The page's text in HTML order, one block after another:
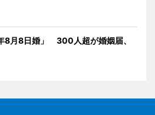
8月8日婚」 300人超が婚姻届、